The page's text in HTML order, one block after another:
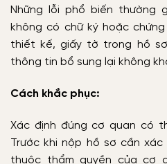
Những lỗi phổ biến thường
không có chữ ký hoặc
thiết kế, giấy tờ trong hồ
thông tin bổ sung lại không
Cách khắc phục:
Xác định đúng cơ quan có
Trước khi nộp hồ sơ cần xác
thuộc thẩm quyền của cơ